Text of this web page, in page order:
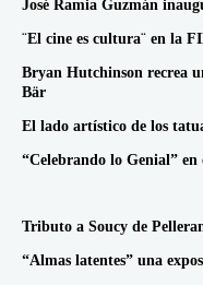
José Ramia Guzmán
¨El cine es cultura¨ en la
Bryan Hutchinson recrea
Bär
El lado artístico de los
“Celebrando lo Genial” en
Tributo a Soucy de
“Almas latentes” una